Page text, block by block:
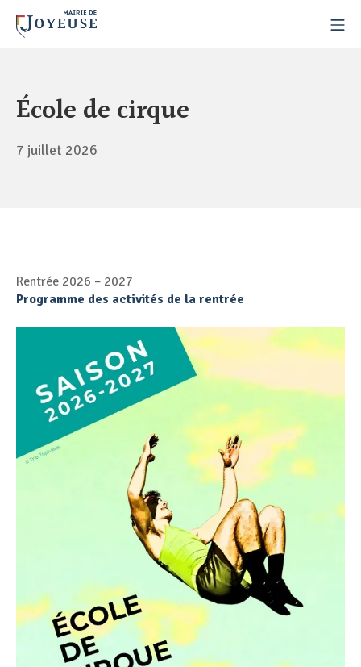
École de cirque
7 juillet 2026
Rentrée 2026 – 2027
Programme des activités de la rentrée